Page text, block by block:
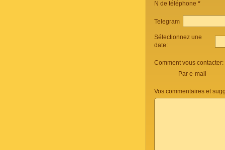
N de téléphone *
Telegram
Sélectionnez une
date:
Comment vous contacter:
Par e-mail
Vos commentaires et